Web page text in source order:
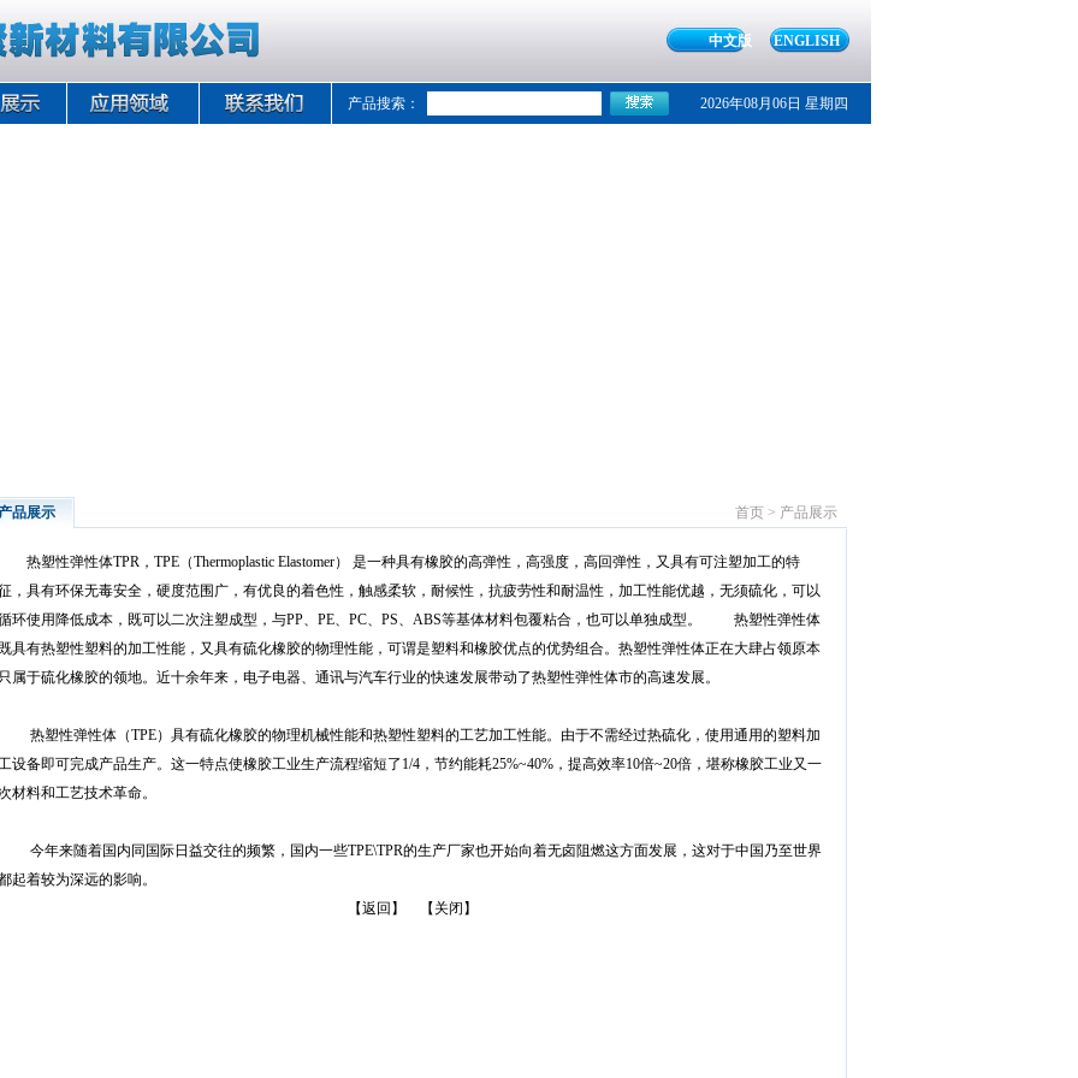
中文版 ENGLISH
产品搜索： 2026年08月06日 星期四
品展示 首页 > 产品展示
塑性弹性体TPR，TPE（Thermoplastic Elastomer） 是一种具有橡胶的高弹性，高强度，高回弹性，又具有可注塑加工的特
，具有环保无毒安全，硬度范围广，有优良的着色性，触感柔软，耐候性，抗疲劳性和耐温性，加工性能优越，无须硫化，可以
环使用降低成本，既可以二次注塑成型，与PP、PE、PC、PS、ABS等基体材料包覆粘合，也可以单独成型。 热塑性弹性体
具有热塑性塑料的加工性能，又具有硫化橡胶的物理性能，可谓是塑料和橡胶优点的优势组合。热塑性弹性体正在大肆占领原本
属于硫化橡胶的领地。近十余年来，电子电器、通讯与汽车行业的快速发展带动了热塑性弹性体市的高速发展。
塑性弹性体（TPE）具有硫化橡胶的物理机械性能和热塑性塑料的工艺加工性能。由于不需经过热硫化，使用通用的塑料加
设备即可完成产品生产。这一特点使橡胶工业生产流程缩短了1/4，节约能耗25%~40%，提高效率10倍~20倍，堪称橡胶工业又一
材料和工艺技术革命。
年来随着国内同国际日益交往的频繁，国内一些TPE\TPR的生产厂家也开始向着无卤阻燃这方面发展，这对于中国乃至世界
起着较为深远的影响。
【返回 】 【 关闭 】